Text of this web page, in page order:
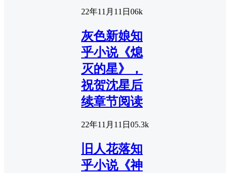
22年11月11日 06k
灰色新娘知
乎小说《熄
灭的星》，
祝贺沈星后
续章节阅读
22年11月11日 05.3k
旧人花落知
乎小说《神